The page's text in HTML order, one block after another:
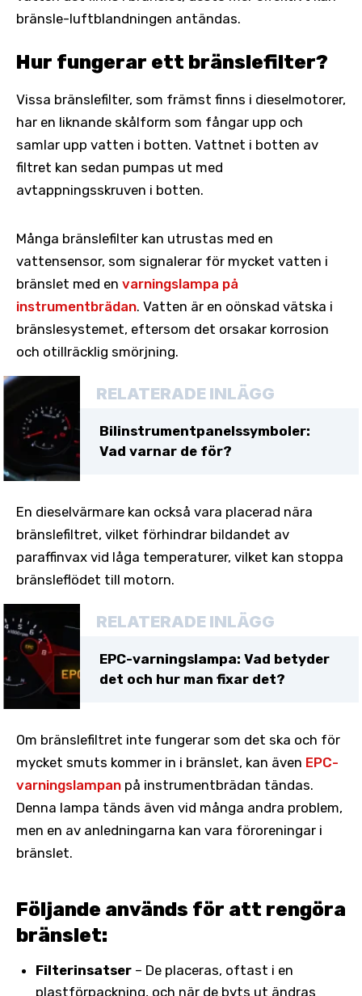
bränsle-luftblandningen antändas.
Hur fungerar ett bränslefilter?
Vissa bränslefilter, som främst finns i dieselmotorer,
har en liknande skålform som fångar upp och
samlar upp vatten i botten. Vattnet i botten av
filtret kan sedan pumpas ut med
avtappningsskruven i botten.
Många bränslefilter kan utrustas med en
vattensensor, som signalerar för mycket vatten i
bränslet med en varningslampa på
instrumentbrädan. Vatten är en oönskad vätska i
bränslesystemet, eftersom det orsakar korrosion
och otillräcklig smörjning.
RELATERADE INLÄGG
Bilinstrumentpanelssymboler:
Vad varnar de för?
En dieselvärmare kan också vara placerad nära
bränslefiltret, vilket förhindrar bildandet av
paraffinvax vid låga temperaturer, vilket kan stoppa
bränsleflödet till motorn.
RELATERADE INLÄGG
EPC-varningslampa: Vad betyder
det och hur man fixar det?
Om bränslefiltret inte fungerar som det ska och för
mycket smuts kommer in i bränslet, kan även EPC-
varningslampan på instrumentbrädan tändas.
Denna lampa tänds även vid många andra problem,
men en av anledningarna kan vara föroreningar i
bränslet.
Följande används för att rengöra
bränslet:
Filterinsatser – De placeras, oftast i en
plastförpackning, och när de byts ut ändras